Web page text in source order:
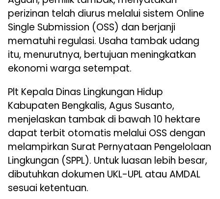
perizinan telah diurus melalui sistem Online
Single Submission (OSS) dan berjanji
mematuhi regulasi. Usaha tambak udang
itu, menurutnya, bertujuan meningkatkan
ekonomi warga setempat.
Plt Kepala Dinas Lingkungan Hidup
Kabupaten Bengkalis, Agus Susanto,
menjelaskan tambak di bawah 10 hektare
dapat terbit otomatis melalui OSS dengan
melampirkan Surat Pernyataan Pengelolaan
Lingkungan (SPPL). Untuk luasan lebih besar,
dibutuhkan dokumen UKL-UPL atau AMDAL
sesuai ketentuan.